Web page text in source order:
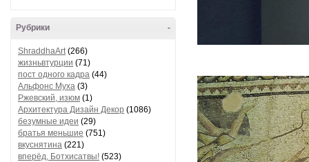
-
Рубрики
ShraddhaArt(266)
жизньвтурции (71)
пост одного кадра (44)
Альфонс Муха (3)
Ржевский, изюм (1)
Архитектура Дизайн Декор (1086)
безумные идеи (29)
братья меньшие (751)
вкуснятина (221)
вперёд, Ботхисатвы! (523)